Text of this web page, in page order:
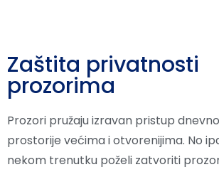
Zaštita privatnosti
prozorima
Prozori pružaju izravan pristup
prostorije većima i otvorenijima. No
nekom trenutku poželi zatvoriti